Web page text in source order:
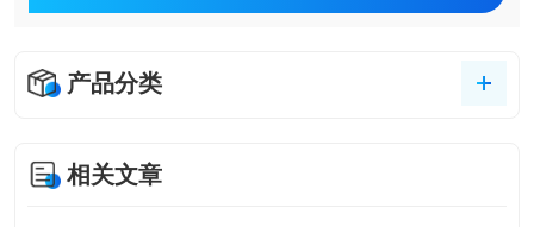
产品分类
相关文章